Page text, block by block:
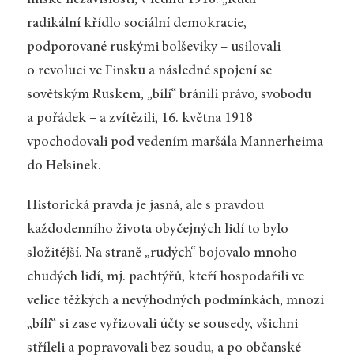
radikální křídlo sociální demokracie,
podporované ruskými bolševiky – usilovali
o revoluci ve Finsku a následné spojení se
sovětským Ruskem, „bílí“ bránili právo, svobodu
a pořádek – a zvítězili, 16. května 1918
vpochodovali pod vedením maršála Mannerheima
do Helsinek.
Historická pravda je jasná, ale s pravdou
každodenního života obyčejných lidí to bylo
složitější. Na straně „rudých“ bojovalo mnoho
chudých lidí, mj. pachtýřů, kteří hospodařili ve
velice těžkých a nevýhodných podmínkách, mnozí
„bílí“ si zase vyřizovali účty se sousedy, všichni
stříleli a popravovali bez soudu, a po občanské